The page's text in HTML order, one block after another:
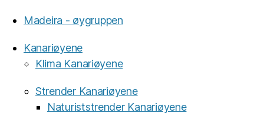
Madeira - øygruppen
Kanariøyene
Klima Kanariøyene
Strender Kanariøyene
Naturiststrender Kanariøyene